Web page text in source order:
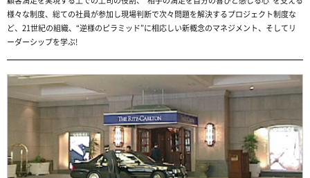
様々な制度、総ての社員が参加し現場判断で次々問題を解決するプロジェクト制度な
ど、21世紀の組織、“逆様のピラミッド”に相応しい新概念のマネジメント、そしてリ
ーダーシップを学ぶ!